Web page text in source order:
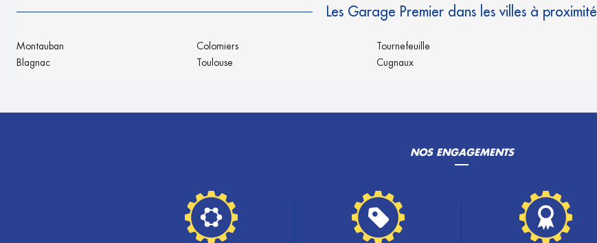
Les Garage Premier dans les villes à proximité
Montauban
Blagnac
Colomiers
Toulouse
Tournefeuille
Cugnaux
NOS ENGAGEMENTS